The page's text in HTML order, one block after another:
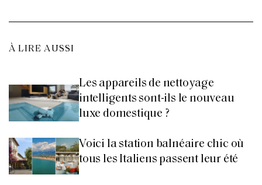
À LIRE AUSSI
Les appareils de nettoyage
intelligents sont-ils le nouveau
luxe domestique ?
Voici la station balnéaire chic où
tous les Italiens passent leur été